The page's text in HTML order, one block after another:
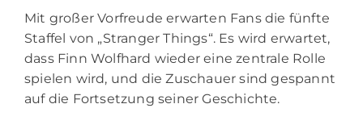
Mit großer Vorfreude erwarten Fans die fünfte
Staffel von „Stranger Things“. Es wird erwartet,
dass Finn Wolfhard wieder eine zentrale Rolle
spielen wird, und die Zuschauer sind gespannt
auf die Fortsetzung seiner Geschichte.